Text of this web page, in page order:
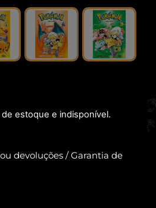
estoque e indisponível.
devoluções / Garantia de